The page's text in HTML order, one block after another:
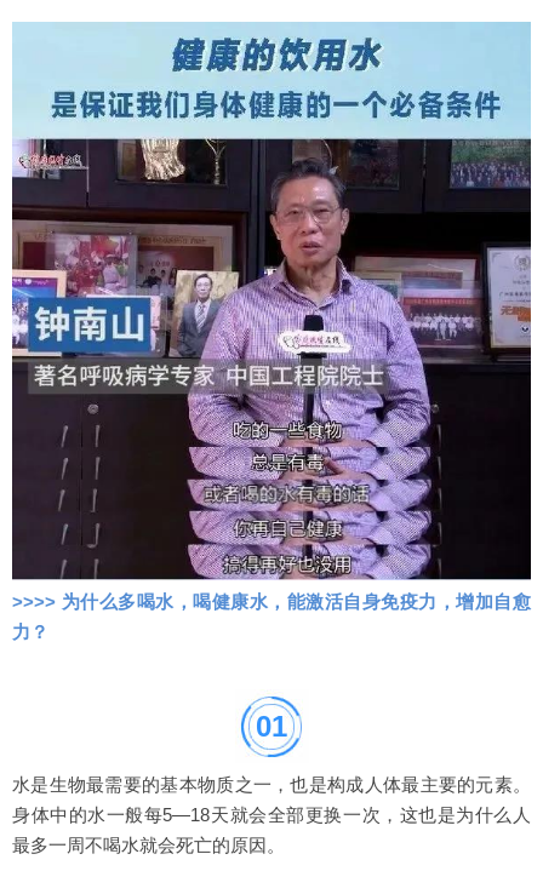
>>>> 为什么多喝水，喝健康水，能激活自身免疫力，增加自愈
力？
01
水是生物最需要的基本物质之一，也是构成人体最主要的元素。
身体中的水一般每5—18天就会全部更换一次，这也是为什么人
最多一周不喝水就会死亡的原因。